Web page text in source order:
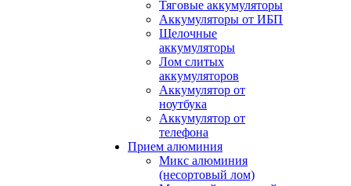
Тяговые аккумуляторы
Аккумуляторы от ИБП
Щелочные
аккумуляторы
Лом слитых
аккумуляторов
Аккумулятор от
ноутбука
Аккумулятор от
телефона
Прием алюминия
Микс алюминия
(несортовый лом)